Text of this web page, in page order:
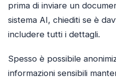
prima di inviare un
sistema AI, chiediti se è
includere tutti i dettagli.
Spesso è possibile
informazioni sensibili